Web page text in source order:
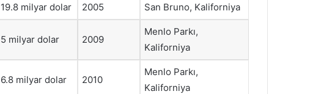
19.8 milyar dolar 2005 San Bruno, Kaliforniya
5 milyar dolar 2009
Menlo Parkı,
Kaliforniya
6.8 milyar dolar 2010
Menlo Parkı,
Kaliforniya